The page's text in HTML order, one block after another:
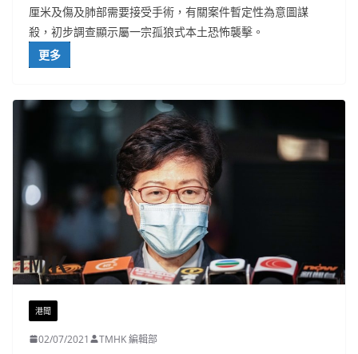
厘米及傷及肺部需要接受手術，有關案件暫定性為意圖謀
殺，初步調查顯示屬一宗孤狼式本土恐怖襲擊。
更多
港聞
02/07/2021 TMHK 編輯部